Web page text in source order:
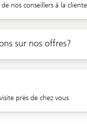
nos conseillers à la
privé
d'entreprises
sur nos offres?
001
près de chez vous